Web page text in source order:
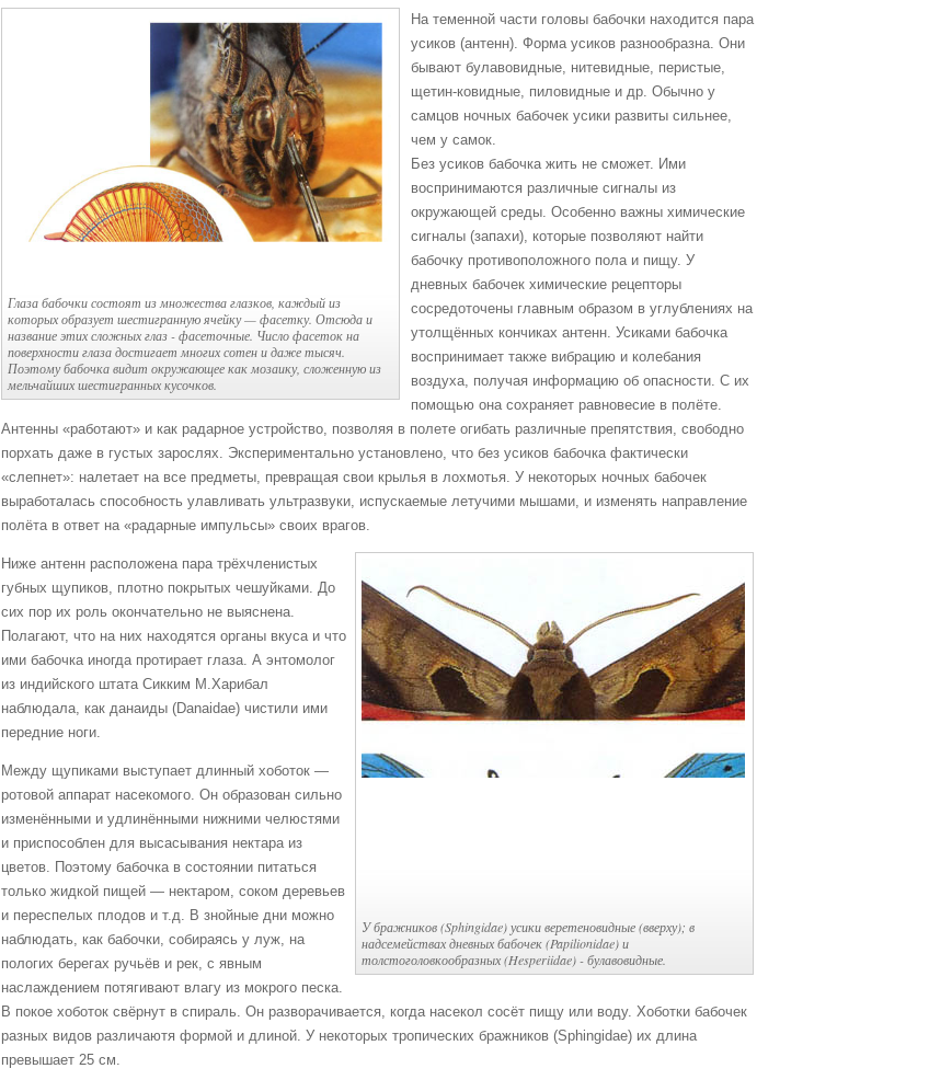
Глаза бабочки состоят из множества глазков, каждый из
которых образует шестигранную ячейку — фасетку. Отсюда и
название этих сложных глаз - фасеточные. Число фасеток на
поверхности глаза достигает многих сотен и даже тысяч.
Поэтому бабочка видит окружающее как мозаику, сложенную из
мельчайших шестигранных кусочков.
На теменной части головы бабочки находится пара
усиков (антенн). Форма усиков разнообразна. Они
бывают булавовидные, нитевидные, перистые,
щетин-ковидные, пиловидные и др. Обычно у
самцов ночных бабочек усики развиты сильнее,
чем у самок.
Без усиков бабочка жить не сможет. Ими
воспринимаются различные сигналы из
окружающей среды. Особенно важны химические
сигналы (запахи), которые позволяют найти
бабочку противоположного пола и пищу. У
дневных бабочек химические рецепторы
сосредоточены главным образом в углублениях на
утолщённых кончиках антенн. Усиками бабочка
воспринимает также вибрацию и колебания
воздуха, получая информацию об опасности. С их
помощью она сохраняет равновесие в полёте.
Антенны «работают» и как радарное устройство, позволяя в полете огибать различные препятствия, свободно
порхать даже в густых зарослях. Экспериментально установлено, что без усиков бабочка фактически
«слепнет»: налетает на все предметы, превращая свои крылья в лохмотья. У некоторых ночных бабочек
выработалась способность улавливать ультразвуки, испускаемые летучими мышами, и изменять направление
полёта в ответ на «радарные импульсы» своих врагов.
У бражников (Sphingidae) усики веретеновидные (вверху); в
надсемействах дневных бабочек (Papilionidae) и
толстоголовкообразных (Hesperiidae) - булавовидные.
Ниже антенн расположена пара трёхчленистых
губных щупиков, плотно покрытых чешуйками. До
сих пор их роль окончательно не выяснена.
Полагают, что на них находятся органы вкуса и что
ими бабочка иногда протирает глаза. А энтомолог
из индийского штата Сикким М.Харибал
наблюдала, как данаиды (Danaidae) чистили ими
передние ноги.
Между щупиками выступает длинный хоботок —
ротовой аппарат насекомого. Он образован сильно
изменёнными и удлинёнными нижними челюстями
и приспособлен для высасывания нектара из
цветов. Поэтому бабочка в состоянии питаться
только жидкой пищей — нектаром, соком деревьев
и переспелых плодов и т.д. В знойные дни можно
наблюдать, как бабочки, собираясь у луж, на
пологих берегах ручьёв и рек, с явным
наслаждением потягивают влагу из мокрого песка.
В покое хоботок свёрнут в спираль. Он разворачивается, когда насекол сосёт пищу или воду. Хоботки бабочек
разных видов различаютя формой и длиной. У некоторых тропических бражников (Sphingidae) их длина
превышает 25 см.